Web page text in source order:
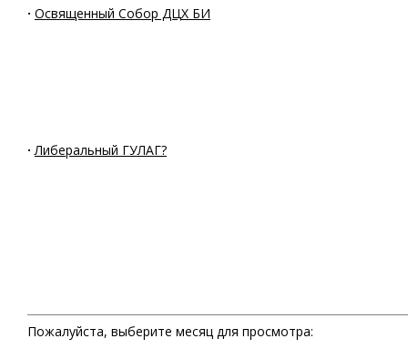
· Освященный Собор ДЦХ БИ
· Либеральный ГУЛАГ?
Пожалуйста, выберите месяц для просмотра: